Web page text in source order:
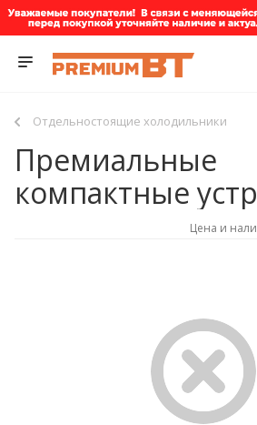
Отдельностоящие холодильники
Премиальные
компактные
Цена и